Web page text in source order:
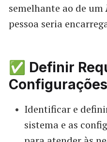
semelhante ao de um
pessoa seria
✅ Definir
Identificar e
sistema e as